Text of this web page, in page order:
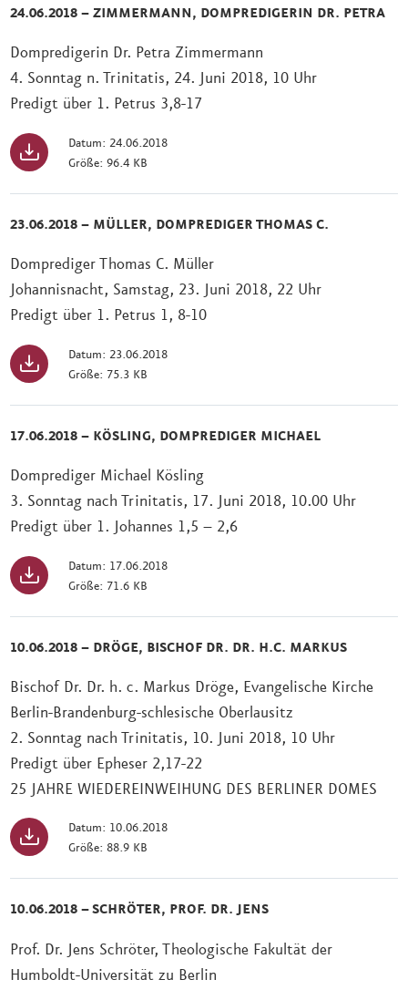
24.06.2018 – ZIMMERMANN, DOMPREDIGERIN DR. PETRA
Dompredigerin Dr. Petra Zimmermann
4. Sonntag n. Trinitatis, 24. Juni 2018, 10 Uhr
Predigt über 1. Petrus 3,8-17
Datum: 24.06.2018
Größe: 96.4 KB
23.06.2018 – MÜLLER, DOMPREDIGER THOMAS C.
Domprediger Thomas C. Müller
Johannisnacht, Samstag, 23. Juni 2018, 22 Uhr
Predigt über 1. Petrus 1, 8-10
Datum: 23.06.2018
Größe: 75.3 KB
17.06.2018 – KÖSLING, DOMPREDIGER MICHAEL
Domprediger Michael Kösling
3. Sonntag nach Trinitatis, 17. Juni 2018, 10.00 Uhr
Predigt über 1. Johannes 1,5 – 2,6
Datum: 17.06.2018
Größe: 71.6 KB
10.06.2018 – DRÖGE, BISCHOF DR. DR. H.C. MARKUS
Bischof Dr. Dr. h. c. Markus Dröge, Evangelische Kirche
Berlin-Brandenburg-schlesische Oberlausitz
2. Sonntag nach Trinitatis, 10. Juni 2018, 10 Uhr
Predigt über Epheser 2,17-22
25 JAHRE WIEDEREINWEIHUNG DES BERLINER DOMES
Datum: 10.06.2018
Größe: 88.9 KB
10.06.2018 – SCHRÖTER, PROF. DR. JENS
Prof. Dr. Jens Schröter, Theologische Fakultät der
Humboldt-Universität zu Berlin